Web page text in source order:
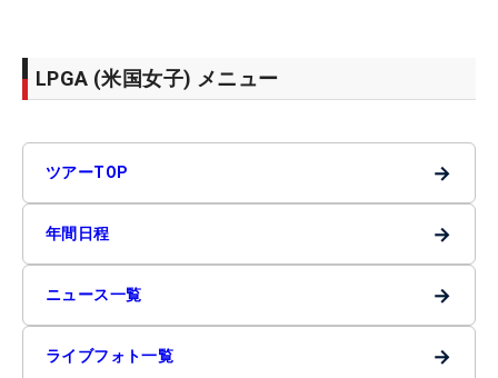
LPGA (米国女子) メニュー
ツアーTOP →
年間日程 →
ニュース一覧 →
ライブフォト一覧 →